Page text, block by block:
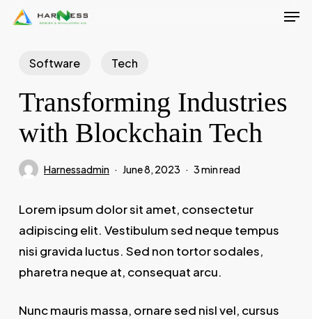
Skip
content
Software Tech
Transforming Industries
with Blockchain Tech
Harnessadmin June 8, 2023 3 min read
Lorem ipsum dolor sit amet, consectetur
adipiscing elit. Vestibulum sed neque tempus
nisi gravida luctus. Sed non tortor sodales,
pharetra neque at, consequat arcu.
Nunc mauris massa, ornare sed nisl vel, cursus